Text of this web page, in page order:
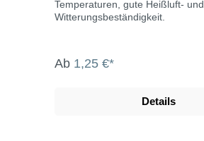
Temperaturen, gute Heißluft- und
Witterungsbeständigkeit.
Ab 1,25 €*
Details